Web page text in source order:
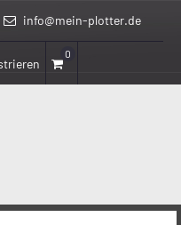
info@mein-plotter.de
0